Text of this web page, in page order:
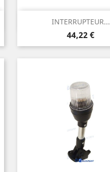
INTERRUPTEUR...
Prix
44,22 €
Aperçu rapide